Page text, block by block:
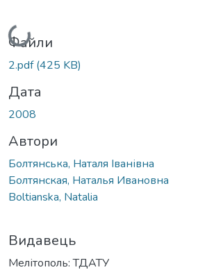
Вантажиться...
Файли
2.pdf(425 KB)
Дата
2008
Автори
Болтянська, Наталя Іванівна
Болтянская, Наталья Ивановна
Boltianska, Natalia
Видавець
Мелітополь: ТДАТУ